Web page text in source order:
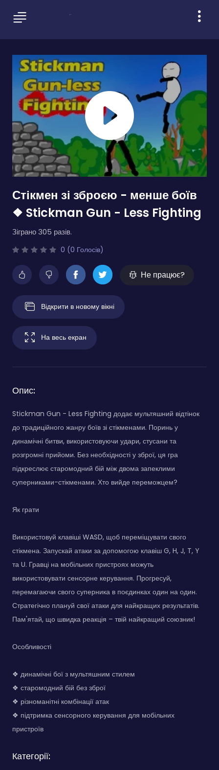
Стікмен зі зброєю - менше боїв
❖ Stickman Gun - Less Fighting
Зіграно 305 разів.
0 (0 Голосів)
Не працює?
Відкрити в новому вікні
На весь екран
Опис:
Stickman Gun - Less Fighting додає мультяшний відтінок
до традиційного жанру боїв зі стікменами. Поринь у
динамічні битви, використовуючи удари, стусани та
розгромні прийоми. Без необхідності у зброї, ця гра
підкреслює старомодний бій між двома запеклими
суперниками-стікменами. Хто вийде переможцем?
Як грати
Використовуй клавіші WASD, щоб переміщувати свого
стікмена. Запускай атаки за допомогою клавіш G, H, J, T, Y
та U. Гравці на мобільних пристроях можуть
використовувати сенсорне керування. Прогресуй,
перемагаючи свого суперника в поєдинках один на один.
Стратегічно плануй свої атаки для найкращих результатів.
Пам'ятай, що швидка реакція – твій найкращий союзник!
Особливості
❖ динамічні бої з мультяшним стилем
❖ старомодний бій без зброї
❖ різноманітні комбінації атак
❖ підтримка сенсорного керування для мобільних
пристроїв
Категорії: